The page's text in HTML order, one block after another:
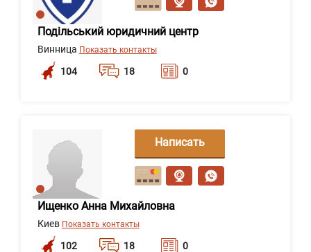
Подільський юридичний центр
Винница Показать контакты
104 18 0
Ищенко Анна Михайловна
Киев Показать контакты
102 18 0
Написать
сообщение